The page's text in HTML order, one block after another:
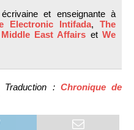
et enseignante à
Electronic Intifada, The
East Affairs et We
: Chronique de